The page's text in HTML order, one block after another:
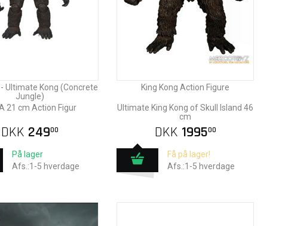
- Ultimate Kong (Concrete
Jungle)
21 cm Action Figur
DKK 24900
På lager
Afs.:1-5 hverdage
King Kong Action Figure
Ultimate King Kong of Skull Island 46
cm
DKK 199500
Få på lager!
Afs.:1-5 hverdage